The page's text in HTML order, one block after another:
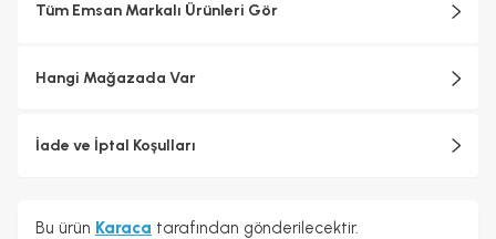
Tüm Emsan Markalı Ürünleri Gör
Hangi Mağazada Var
İade ve İptal Koşulları
Bu ürün Karaca tarafından gönderilecektir.